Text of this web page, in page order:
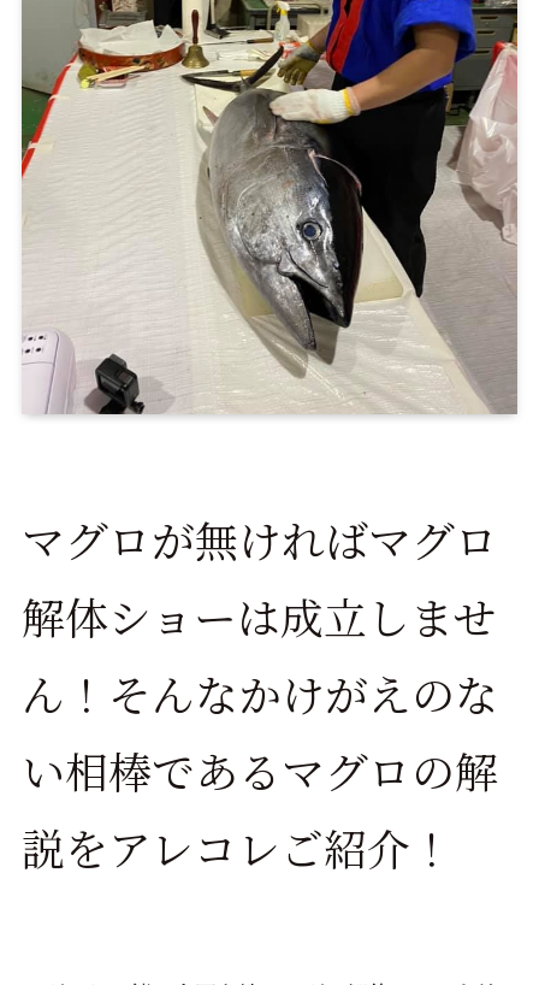
マグロが無ければマグロ
解体ショーは成立しませ
ん！そんなかけがえのな
い相棒であるマグロの解
説をアレコレご紹介！